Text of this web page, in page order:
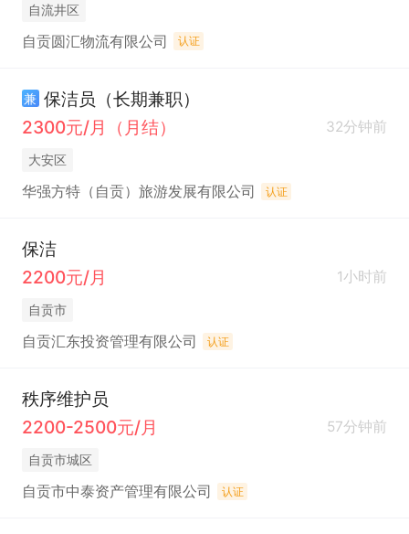
自流井区
自贡圆汇物流有限公司 认证
兼 保洁员（长期兼职）
2300元/月（月结）
32分钟前
大安区
华强方特（自贡）旅游发展有限公司 认证
保洁
2200元/月
1小时前
自贡市
自贡汇东投资管理有限公司 认证
秩序维护员
2200-2500元/月
57分钟前
自贡市城区
自贡市中泰资产管理有限公司 认证